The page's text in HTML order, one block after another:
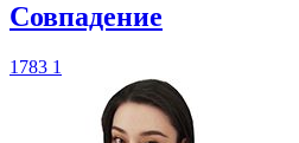
​Совпадение
1783 1